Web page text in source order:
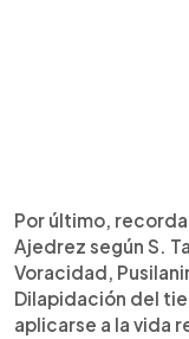
Por último,
Ajedrez según S.
Voracidad,
Dilapidación del
aplicarse a la vida